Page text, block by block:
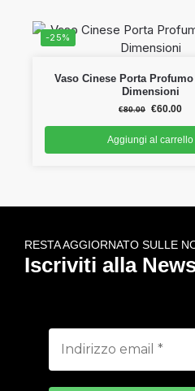
-25%
Vaso Cinese Porta
Dimensioni
€80.00 €60.00
Aggiungi al carrello
RESTA AGGIORNATO SULLE
Iscriviti alla